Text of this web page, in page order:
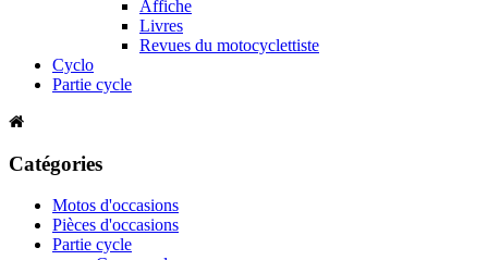
Affiche
Livres
Revues du motocyclettiste
Cyclo
Partie cycle
Catégories
Motos d'occasions
Pièces d'occasions
Partie cycle